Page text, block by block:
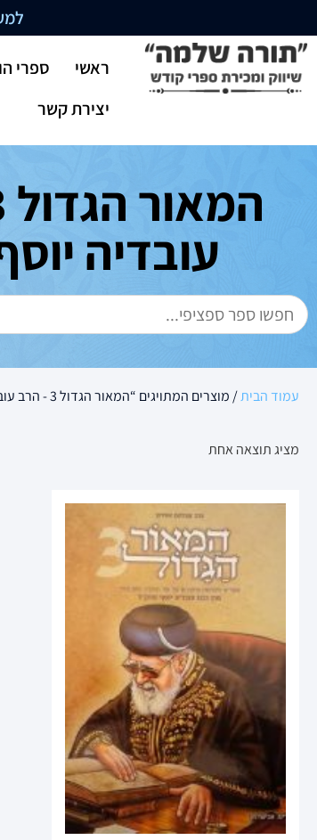
ראשי ספרי
יצירת קשר
עובדיה
עמוד הבית/ מוצרים המתויגים “המאור הגדול 3 - הרב עובדיה יוסף זצל”
מציג תוצאה אחת